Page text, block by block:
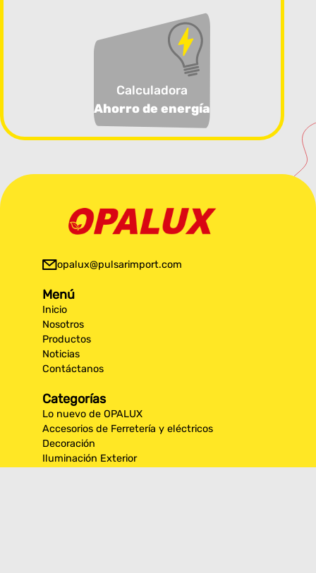
Calculadora
Ahorro de energía
opalux@pulsarimport.com
Menú
Inicio
Nosotros
Productos
Noticias
Contáctanos
Categorías
Lo nuevo de OPALUX
Accesorios de Ferretería y eléctricos
Decoración
Iluminación Exterior